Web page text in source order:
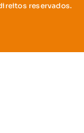
reservados.